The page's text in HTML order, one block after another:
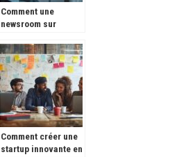
Comment une
newsroom sur
transformer votre
stratégie de
communication
Comment créer une
startup innovante en